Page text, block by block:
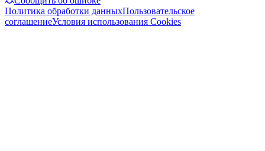
Политика обработки данныхПользовательское
соглашениеУсловия использования Cookies